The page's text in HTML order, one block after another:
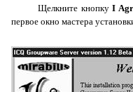
Щелкните кнопкуI
первое окно мастера